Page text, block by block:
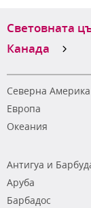
Световната
Канада
Северна Америка
Европа
Океания
Антигуа и
Аруба
Барбадос